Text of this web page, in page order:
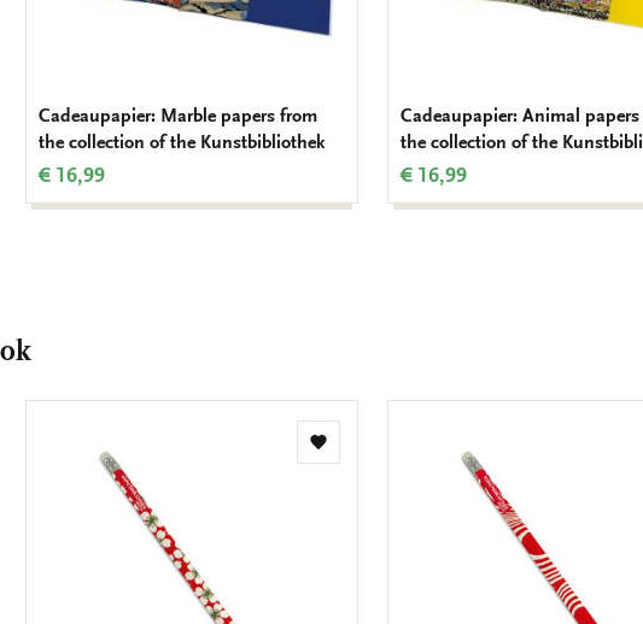
Cadeaupapier: Marble papers from
the collection of the Kunstbibliothek
€ 16,99
Cadeaupapier: Animal
the collection of the
€ 16,99
Toevoegen